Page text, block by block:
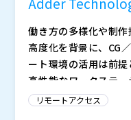
います。
制作環境を柔軟にした
なリモート制作環境
Adder Technology
株式会社レスター（）
株式会社オープンソ
マジセミ株式会社（）
※共催、協賛、協力、
れる可能性があります。
働き方の多様化や制
高度化を背景に、CG
ート環境の活用は前提
高性能なワークステ
業務において、場所に
リモートアクセス